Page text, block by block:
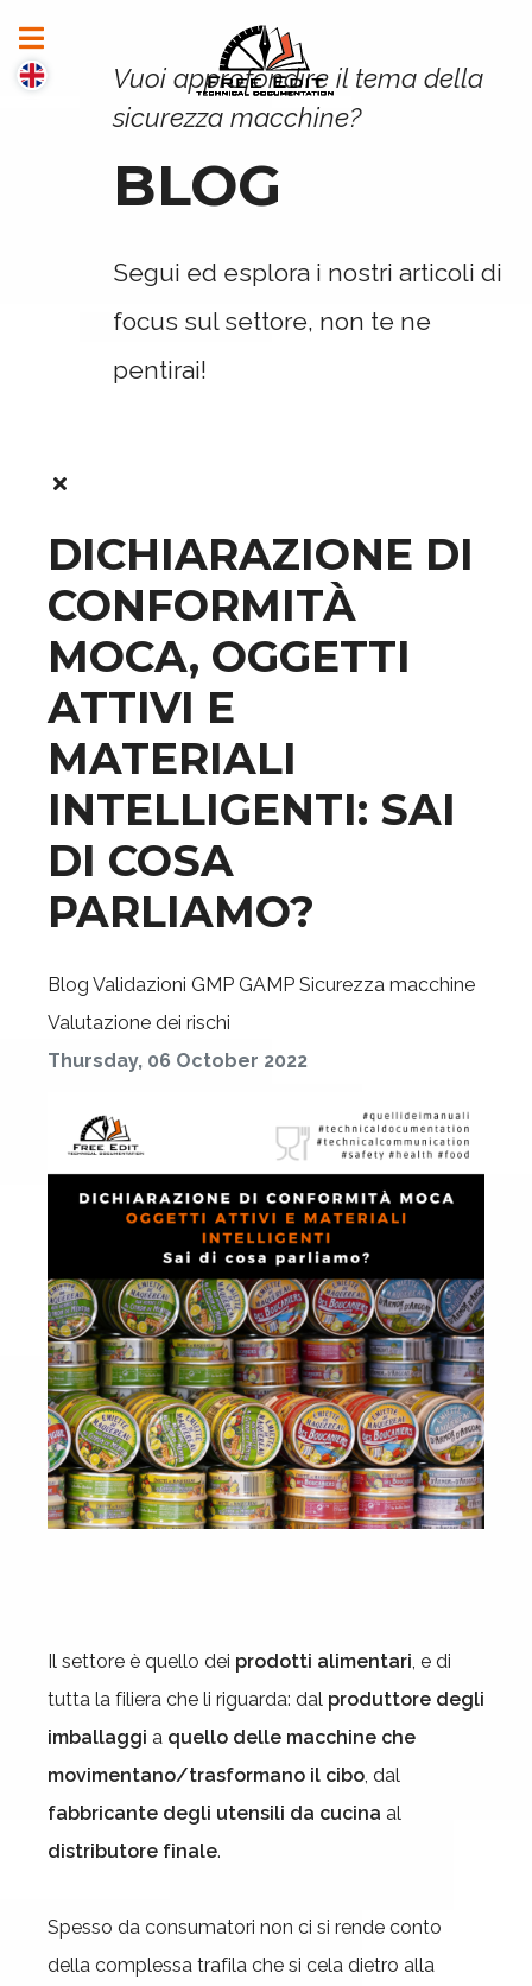
Vuoi approfondire il tema della
sicurezza macchine?
BLOG
Segui ed esplora i nostri articoli di
focus sul settore, non te ne
pentirai!
DICHIARAZIONE DI
CONFORMITÀ
MOCA, OGGETTI
ATTIVI E
MATERIALI
INTELLIGENTI: SAI
DI COSA
PARLIAMO?
Blog Validazioni GMP GAMP Sicurezza macchine
Valutazione dei rischi
Thursday, 06 October 2022
Il settore è quello dei prodotti alimentari, e di
tutta la filiera che li riguarda: dal produttore degli
imballaggi a quello delle macchine che
movimentano/trasformano il cibo, dal
fabbricante degli utensili da cucina al
distributore finale.
Spesso da consumatori non ci si rende conto
della complessa trafila che si cela dietro alla